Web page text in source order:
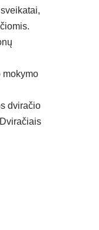
mokymo
dviračio